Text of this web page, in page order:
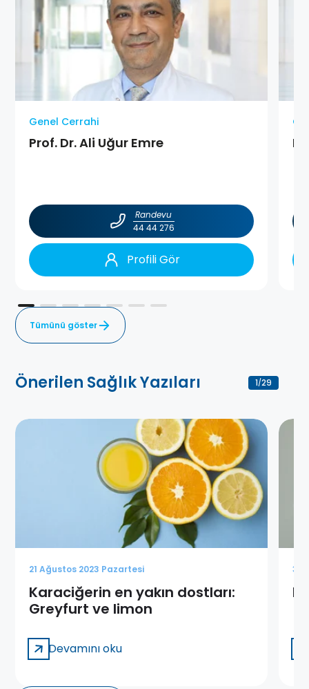
Genel Cerrahi
Prof. Dr. Ali Uğur Emre
Randevu
44 44 276
Profili Gör
Tümünü göster
Önerilen Sağlık Yazıları 1/29
21 Ağustos 2023 Pazartesi
Karaciğerin en yakın dostları:
Greyfurt ve limon
Devamını oku
3